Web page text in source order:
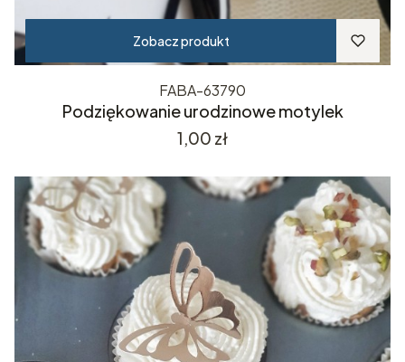
Zobacz produkt
FABA-63790
Podziękowanie urodzinowe motylek
Cena
1,00 zł